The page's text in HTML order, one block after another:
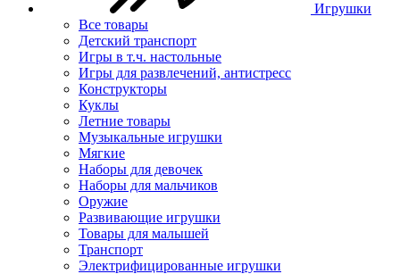
Игрушки
Все товары
Детский транспорт
Игры в т.ч. настольные
Игры для развлечений, антистресс
Конструкторы
Куклы
Летние товары
Музыкальные игрушки
Мягкие
Наборы для девочек
Наборы для мальчиков
Оружие
Развивающие игрушки
Товары для малышей
Транспорт
Электрифицированные игрушки